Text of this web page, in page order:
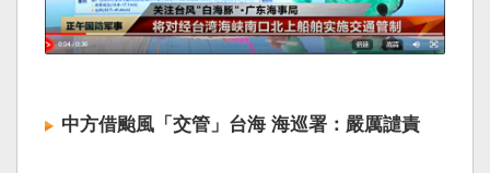
中方借颱風「交管」台海 海巡署：嚴厲譴責